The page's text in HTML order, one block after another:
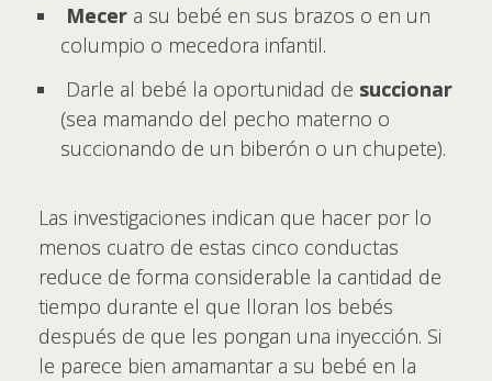
Mecer a su bebé en sus brazos o en un
columpio o mecedora infantil.
Darle al bebé la oportunidad de succionar
(sea mamando del pecho materno o
succionando de un biberón o un chupete).
Las investigaciones indican que hacer por lo
menos cuatro de estas cinco conductas
reduce de forma considerable la cantidad de
tiempo durante el que lloran los bebés
después de que les pongan una inyección. Si
le parece bien amamantar a su bebé en la